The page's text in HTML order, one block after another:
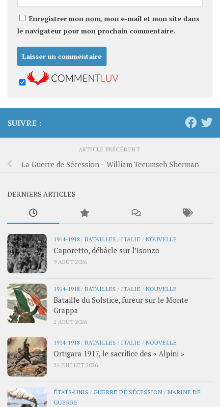
Enregistrer mon nom, mon e-mail et mon site dans
le navigateur pour mon prochain commentaire.
SUIVRE :
ARTICLE PRÉCÉDENT
La Guerre de Sécession – William Tecumseh Sherman
DERNIERS ARTICLES
1914-1918/ BATAILLES / ITALIE / NOUVELLE
Caporetto, débâcle sur l’Isonzo
9 AOÛT 2026
1914-1918/ BATAILLES / ITALIE / NOUVELLE
Bataille du Solstice, fureur sur le Monte
Grappa
2 AOÛT 2026
1914-1918/ BATAILLES / ITALIE / NOUVELLE
Ortigara 1917, le sacrifice des « Alpini »
26 JUILLET 2026
ÉTATS-UNIS /GUERRE DE SÉCESSION/ MARINE DE
GUERRE